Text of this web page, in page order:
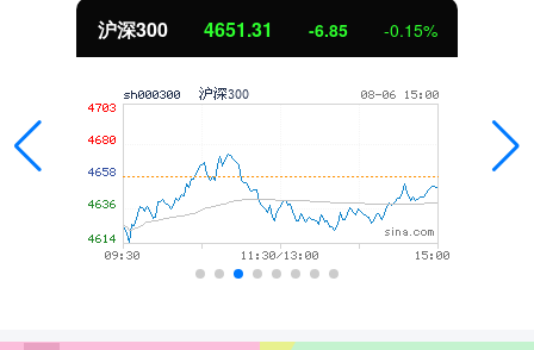
沪深300 4651.31 -6.85 -0.15%